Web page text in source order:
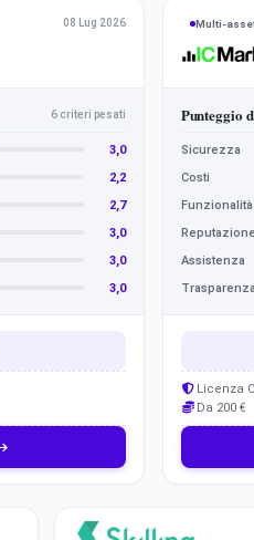
08 Lug 2026
6 criteri pesati
3,0
2,2
2,7
3,0
3,0
3,0
Multi-asset
C
M
r
k
e
t
Punteggio
Sicurezza
Costi
Funzionalità
Reputazione
Assistenza
Trasparenza
Licenza
Da 200 €
Skilling